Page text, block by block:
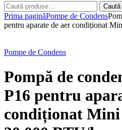
Caută
după:
Caută
Prima paginăPompe de Condens
pentru aparate de aer condiționat
Pompe de Condens
Pompă de
P16 pentru
condiționat